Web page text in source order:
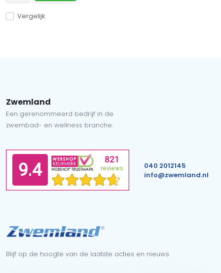
Vergelijk
Zwemland
Een gerenommeerd bedrijf in de
zwembad- en wellness branche.
040 2012145
info@zwemland.nl
Blijf op de hoogte van de laatste acties en nieuws